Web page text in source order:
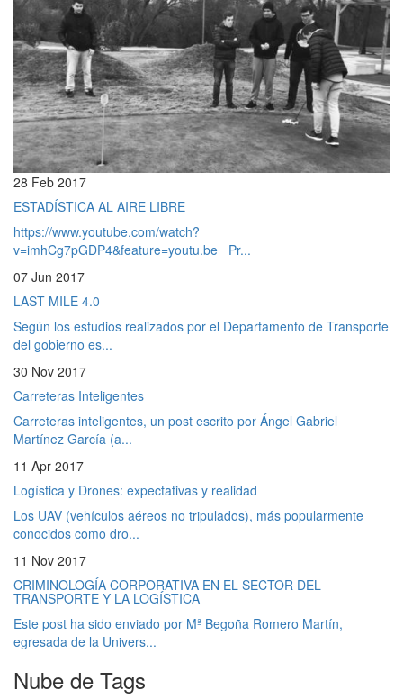
28 Feb 2017
ESTADÍSTICA AL AIRE LIBRE
https://www.youtube.com/watch?
v=imhCg7pGDP4&feature=youtu.be Pr...
07 Jun 2017
LAST MILE 4.0
Según los estudios realizados por el Departamento de Transporte
del gobierno es...
30 Nov 2017
Carreteras Inteligentes
Carreteras inteligentes, un post escrito por Ángel Gabriel
Martínez García (a...
11 Apr 2017
Logística y Drones: expectativas y realidad
Los UAV (vehículos aéreos no tripulados), más popularmente
conocidos como dro...
11 Nov 2017
CRIMINOLOGÍA CORPORATIVA EN EL SECTOR DEL
TRANSPORTE Y LA LOGÍSTICA
Este post ha sido enviado por Mª Begoña Romero Martín,
egresada de la Univers...
Nube de Tags